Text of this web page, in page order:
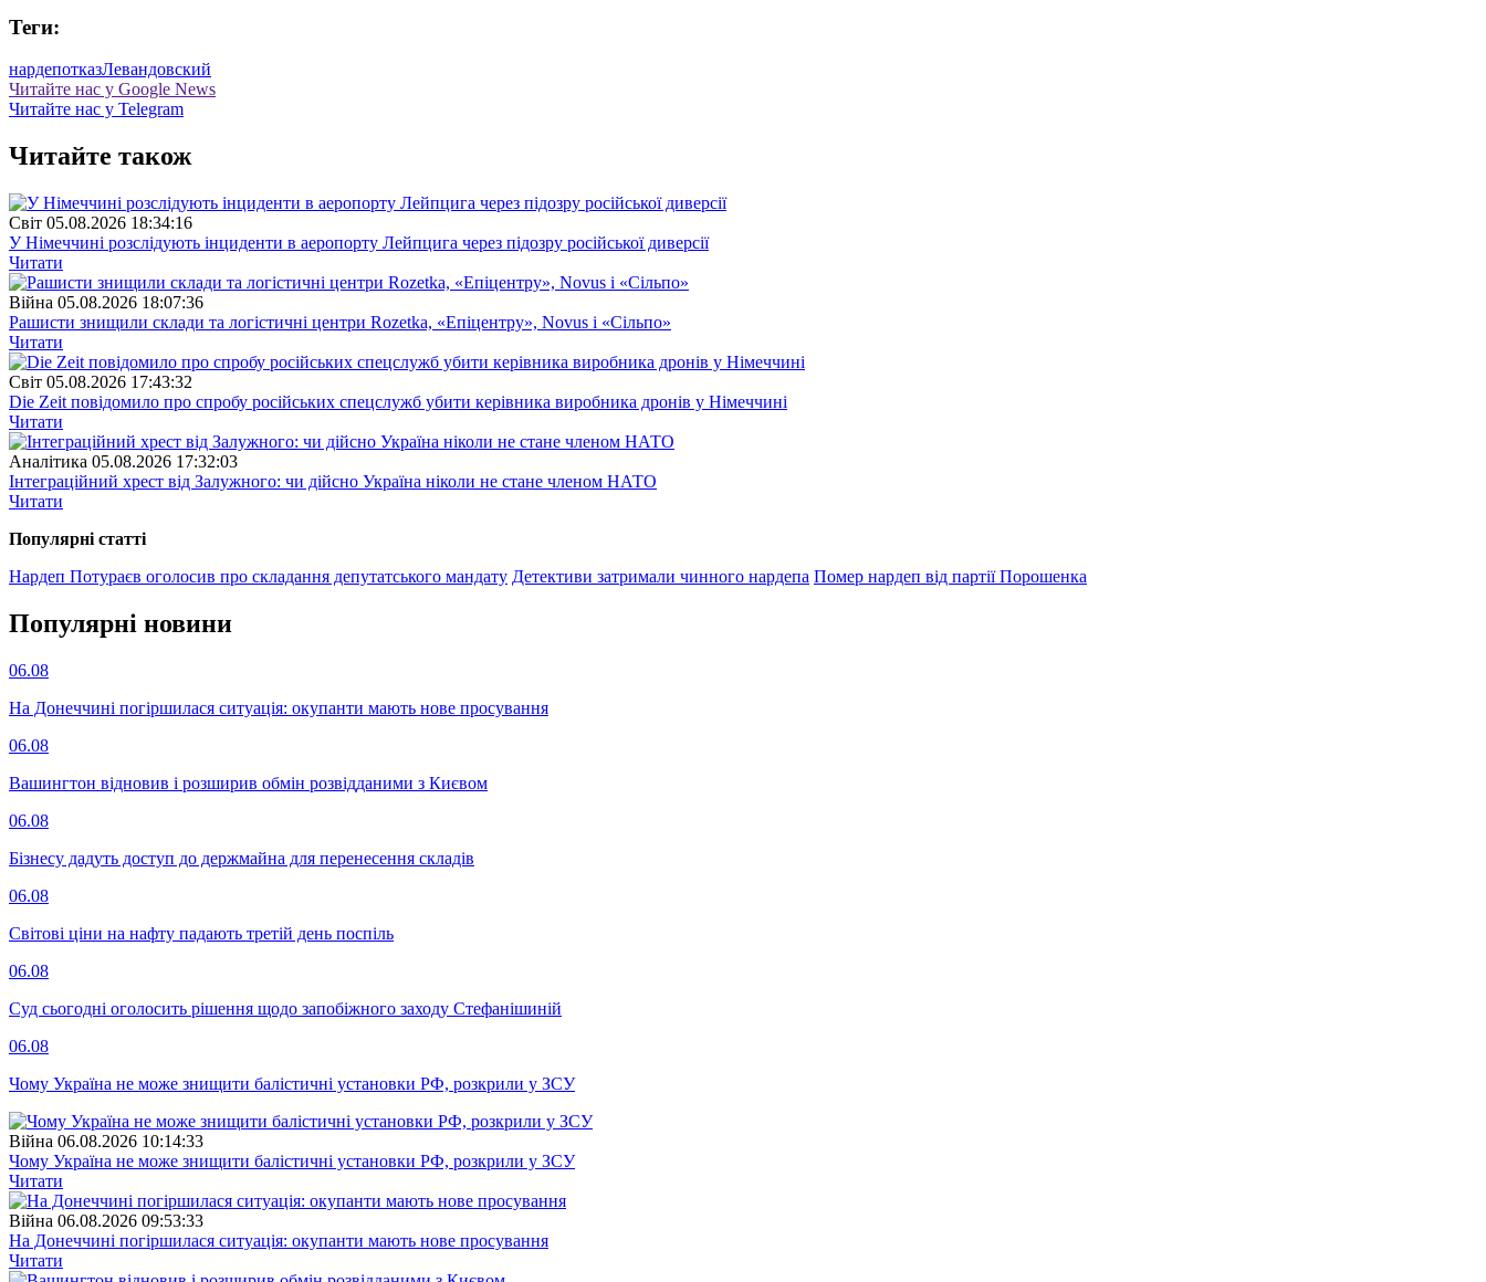
Теги:
нардепотказЛевандовский
Читайте нас у Google News
Читайте нас у Telegram
Читайте також
Свiт 05.08.2026 18:34:16
У Німеччині розслідують інциденти в аеропорту Лейпцига через підозру російської диверсії
Читати
Війна 05.08.2026 18:07:36
Рашисти знищили склади та логістичні центри Rozetka, «Епіцентру», Novus і «Сільпо»
Читати
Свiт 05.08.2026 17:43:32
Die Zeit повідомило про спробу російських спецслужб убити керівника виробника дронів у Німеччині
Читати
Аналітика 05.08.2026 17:32:03
Інтеграційний хрест від Залужного: чи дійсно Україна ніколи не стане членом НАТО
Читати
Популярнi статтi
Нардеп Потураєв оголосив про складання депутатського мандату Детективи затримали чинного нардепа Помер нардеп від партії Порошенка
Популярнi новини
06.08
На Донеччині погіршилася ситуація: окупанти мають нове просування
06.08
Вашингтон відновив і розширив обмін розвідданими з Києвом
06.08
Бізнесу дадуть доступ до держмайна для перенесення складів
06.08
Світові ціни на нафту падають третій день поспіль
06.08
Суд сьогодні оголосить рішення щодо запобіжного заходу Стефанішиній
06.08
Чому Україна не може знищити балістичні установки РФ, розкрили у ЗСУ
Війна 06.08.2026 10:14:33
Чому Україна не може знищити балістичні установки РФ, розкрили у ЗСУ
Читати
Війна 06.08.2026 09:53:33
На Донеччині погіршилася ситуація: окупанти мають нове просування
Читати